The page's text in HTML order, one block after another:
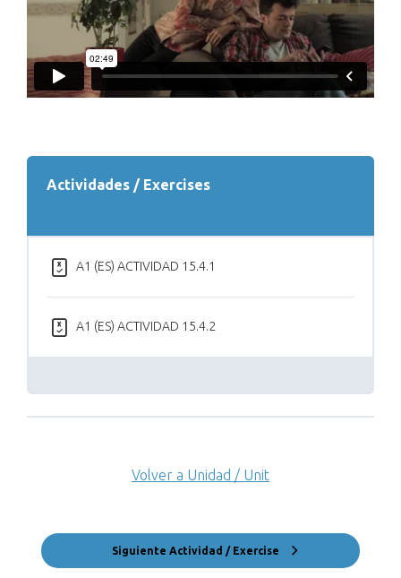
Actividades / Exercises
A1 (ES) ACTIVIDAD 15.4.1
A1 (ES) ACTIVIDAD 15.4.2
Volver a Unidad / Unit
Siguiente Actividad / Exercise